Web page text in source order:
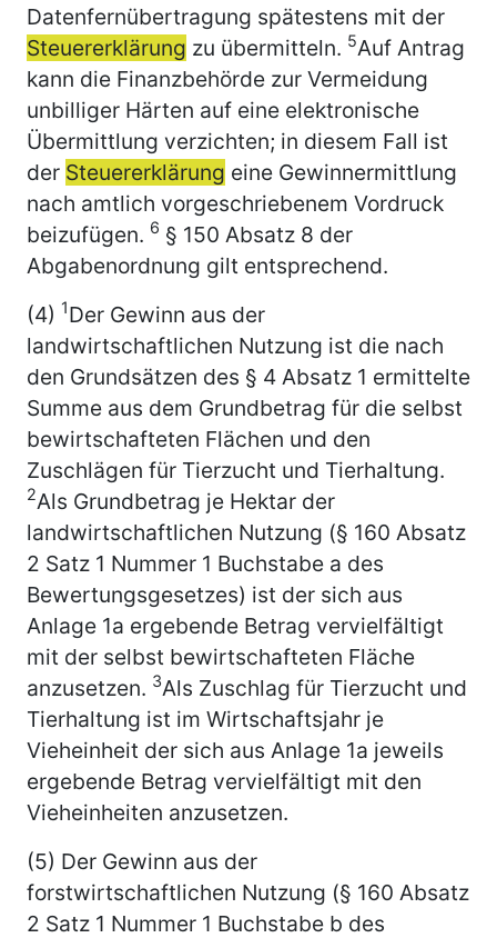
Datenfernübertragung spätestens mit der
Steuererklärung zu übermitteln. 5Auf Antrag
kann die Finanzbehörde zur Vermeidung
unbilliger Härten auf eine elektronische
Übermittlung verzichten; in diesem Fall ist
der Steuererklärung eine Gewinnermittlung
nach amtlich vorgeschriebenem Vordruck
beizufügen. 6 § 150 Absatz 8 der
Abgabenordnung gilt entsprechend.
(4) 1Der Gewinn aus der
landwirtschaftlichen Nutzung ist die nach
den Grundsätzen des § 4 Absatz 1 ermittelte
Summe aus dem Grundbetrag für die selbst
bewirtschafteten Flächen und den
Zuschlägen für Tierzucht und Tierhaltung.
2Als Grundbetrag je Hektar der
landwirtschaftlichen Nutzung (§ 160 Absatz
2 Satz 1 Nummer 1 Buchstabe a des
Bewertungsgesetzes) ist der sich aus
Anlage 1a ergebende Betrag vervielfältigt
mit der selbst bewirtschafteten Fläche
anzusetzen. 3Als Zuschlag für Tierzucht und
Tierhaltung ist im Wirtschaftsjahr je
Vieheinheit der sich aus Anlage 1a jeweils
ergebende Betrag vervielfältigt mit den
Vieheinheiten anzusetzen.
(5) Der Gewinn aus der
forstwirtschaftlichen Nutzung (§ 160 Absatz
2 Satz 1 Nummer 1 Buchstabe b des